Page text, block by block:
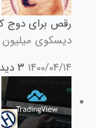
رقص برای دوج
دیسکوی میلیون
۱۴۰۰/۰۴/۱۴ ۳ دیدگاه